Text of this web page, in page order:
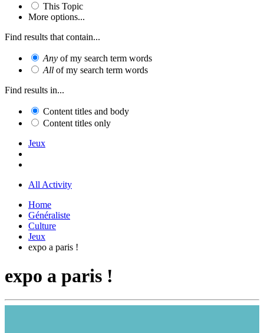
This Topic
More options...
Find results that contain...
Any of my search term words
All of my search term words
Find results in...
Content titles and body
Content titles only
Jeux
All Activity
Home
Généraliste
Culture
Jeux
expo a paris !
expo a paris !